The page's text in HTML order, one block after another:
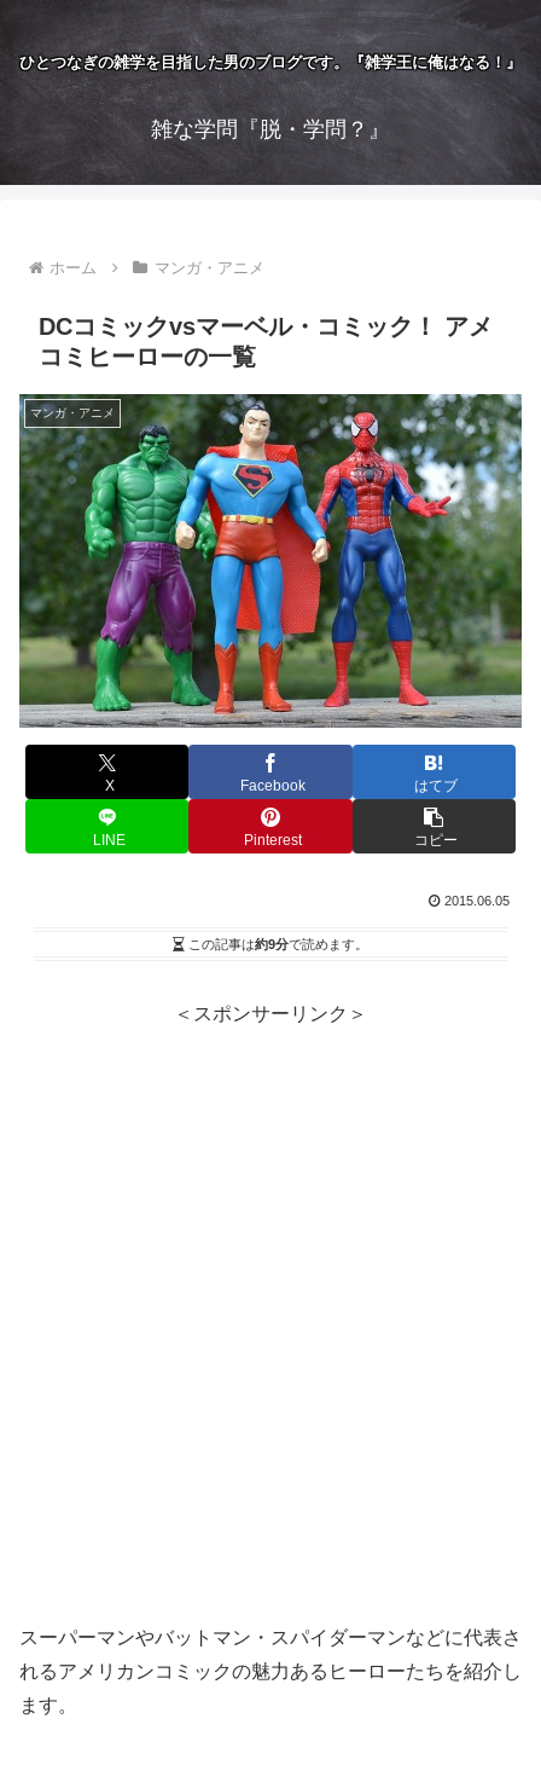
ひとつなぎの雑学を目指した男のブログです。『雑学王に俺はなる！』
雑な学問『脱・学問？』
ホーム マンガ・アニメ
DCコミックvsマーベル・コミック！ アメ
コミヒーローの一覧
マンガ・アニメ
X Facebook はてブ
LINE Pinterest コピー
2015.06.05
この記事は約9分で読めます。
＜スポンサーリンク＞
スーパーマンやバットマン・スパイダーマンなどに代表さ
れるアメリカンコミックの魅力あるヒーローたちを紹介し
ます。